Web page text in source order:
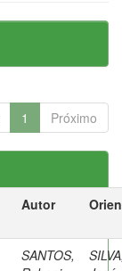
1 Próximo
Autor
SANTOS,